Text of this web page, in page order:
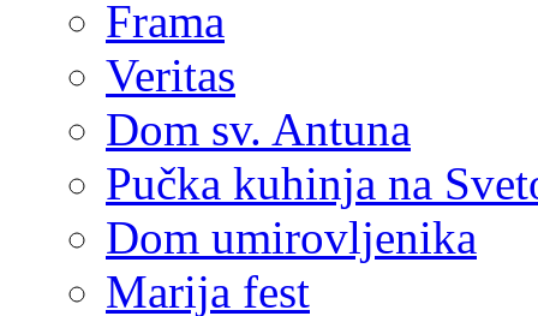
Frama
Veritas
Dom sv. Antuna
Pučka kuhinja na
Dom umirovljenika
Marija fest